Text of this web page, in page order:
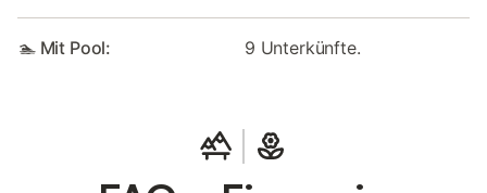
🏊 Mit Pool: 9 Unterkünfte.